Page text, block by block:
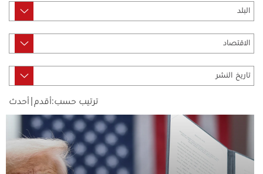
ترتيب حسب: أقدم أحدث